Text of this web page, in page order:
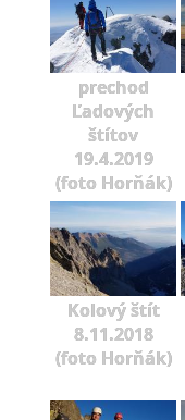
prechod
Ľadových
štítov
19.4.2019
(foto Horňák)
Kolový štít
8.11.2018
(foto Horňák)